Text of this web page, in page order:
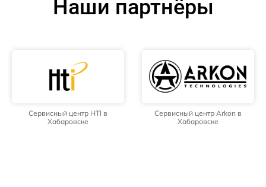
Наши партнёры
Сервисный центр HTI в
Хабаровске
Сервисный центр Arkon в
Хабаровске